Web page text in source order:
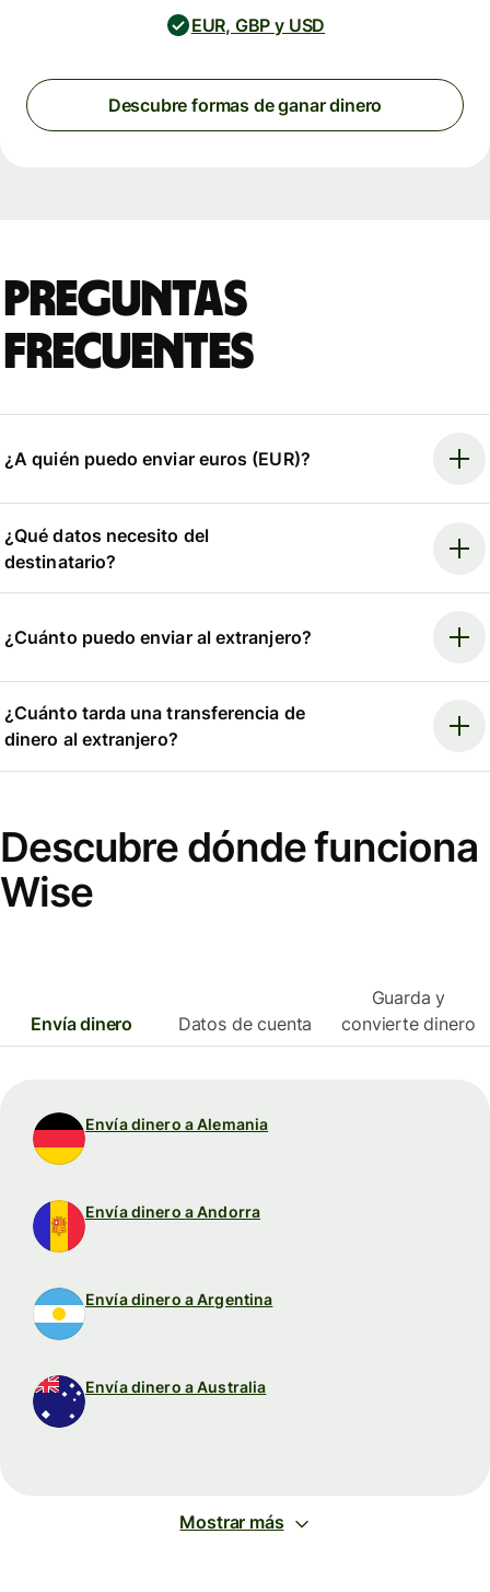
EUR, GBP y USD
Descubre formas de ganar dinero
Preguntas
frecuentes
¿A quién puedo enviar euros (EUR)?
¿Qué datos necesito del
destinatario?
¿Cuánto puedo enviar al extranjero?
¿Cuánto tarda una transferencia de
dinero al extranjero?
Descubre dónde funciona
Wise
Envía dinero Datos de cuenta
Guarda y
convierte dinero
Envía dinero a Alemania
Envía dinero a Andorra
Envía dinero a Argentina
Envía dinero a Australia
Mostrar más